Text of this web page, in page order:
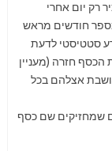
יום אחרי
חודשים מראש
סטטיסטי לדעת
חזרה (מעניין
אצלהם בכל
שמחזיקים שם כסף